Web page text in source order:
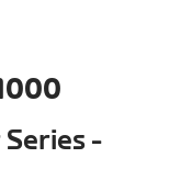
Series -